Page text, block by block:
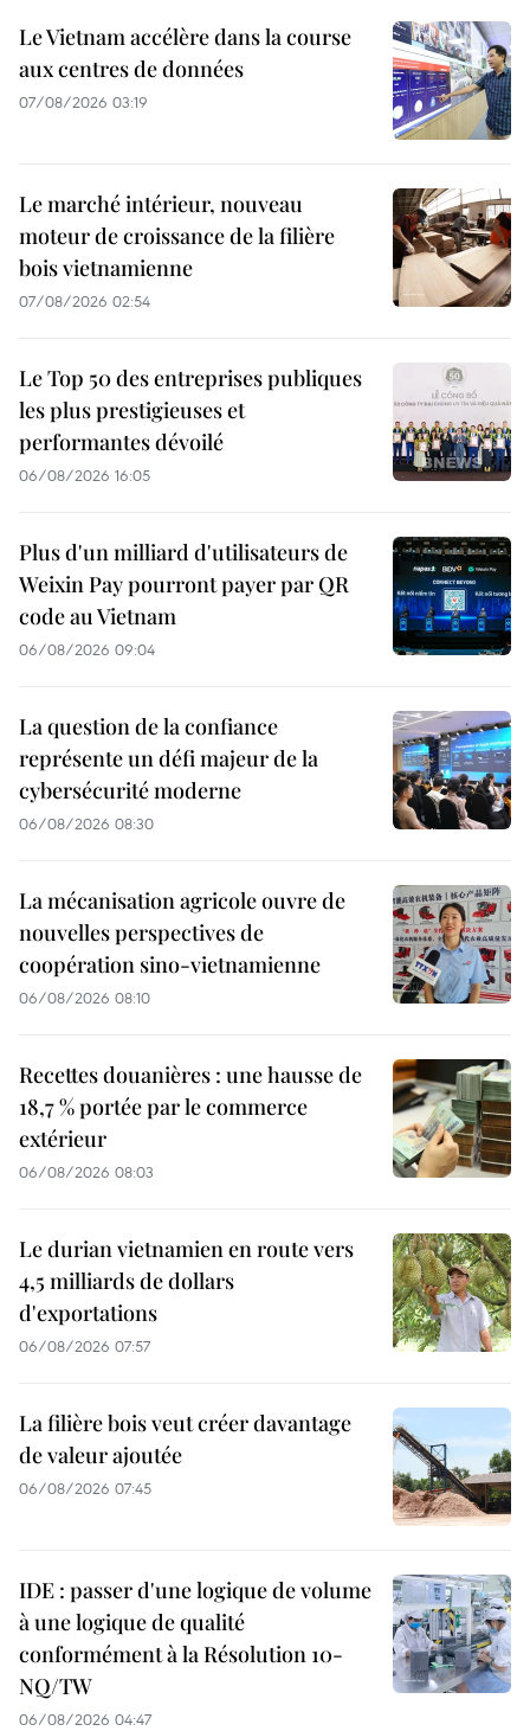
Le Vietnam accélère dans la course
aux centres de données
07/08/2026 03:19
Le marché intérieur, nouveau
moteur de croissance de la filière
bois vietnamienne
07/08/2026 02:54
Le Top 50 des entreprises publiques
les plus prestigieuses et
performantes dévoilé
06/08/2026 16:05
Plus d'un milliard d'utilisateurs de
Weixin Pay pourront payer par QR
code au Vietnam
06/08/2026 09:04
La question de la confiance
représente un défi majeur de la
cybersécurité moderne
06/08/2026 08:30
La mécanisation agricole ouvre de
nouvelles perspectives de
coopération sino-vietnamienne
06/08/2026 08:10
Recettes douanières : une hausse de
18,7 % portée par le commerce
extérieur
06/08/2026 08:03
Le durian vietnamien en route vers
4,5 milliards de dollars
d'exportations
06/08/2026 07:57
La filière bois veut créer davantage
de valeur ajoutée
06/08/2026 07:45
IDE : passer d'une logique de volume
à une logique de qualité
conformément à la Résolution 10-
NQ/TW
06/08/2026 04:47